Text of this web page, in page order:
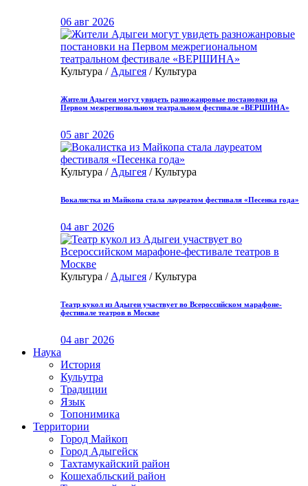
06 авг 2026
Культура / Адыгея / Культура
Жители Адыгеи могут увидеть разножанровые постановки на
Первом межрегиональном театральном фестивале «ВЕРШИНА»
05 авг 2026
Культура / Адыгея / Культура
Вокалистка из Майкопа стала лауреатом фестиваля «Песенка года»
04 авг 2026
Культура / Адыгея / Культура
Театр кукол из Адыгеи участвует во Всероссийском марафоне-
фестивале театров в Москве
04 авг 2026
Наука
История
Кульутра
Традиции
Язык
Топонимика
Территории
Город Майкоп
Город Адыгейск
Тахтамукайский район
Кошехабльский район